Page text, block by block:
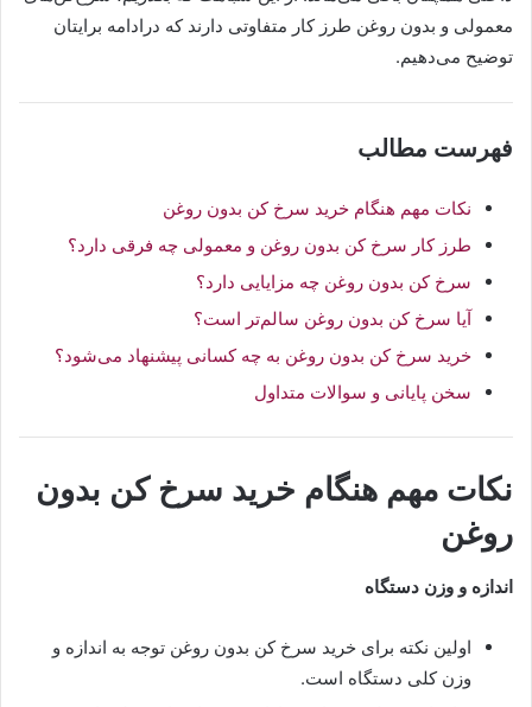
معمولی و بدون روغن طرز کار متفاوتی دارند که درادامه برایتان
توضیح می‌دهیم.
فهرست مطالب
نکات مهم هنگام خرید سرخ کن بدون روغن
طرز کار سرخ کن بدون روغن و معمولی چه فرقی دارد؟
سرخ کن بدون روغن چه مزایایی دارد؟
آیا سرخ کن بدون روغن سالم‌تر است؟
خرید سرخ کن بدون روغن به چه کسانی پیشنهاد می‌شود؟
سخن پایانی و سوالات متداول
نکات مهم هنگام خرید سرخ کن بدون
روغن
اندازه و وزن دستگاه
اولین نکته برای خرید سرخ کن بدون روغن توجه به اندازه و
وزن کلی دستگاه است.